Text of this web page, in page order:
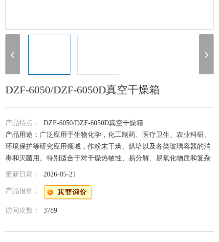
DZF-6050/DZF-6050D真空干燥箱
产品特点：DZF-6050/DZF-6050D真空干燥箱
产品用途：广泛应用于生物化学，化工制药、医疗卫生、农业科研、
环境保护等研究应用领域，作粉末干燥、烘培以及各类玻璃容器的消
毒和灭菌用。特别适合于对干燥热敏性、易分解、易氧化物质和复杂
成分物品进行快速高效的干燥处理。
更新日期：2026-05-21
产品报价：
访问次数：3789